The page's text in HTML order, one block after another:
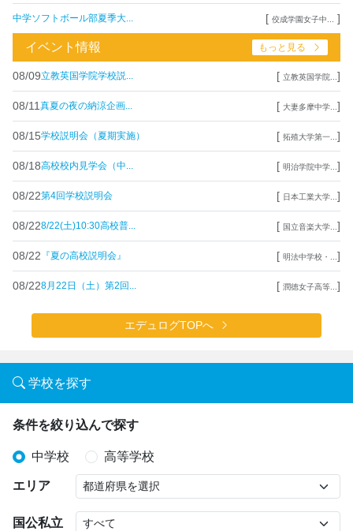
中学ソフトボール部夏季大... [ 佼成学園女子中... ]
イベント情報 もっと見る
08/09立教英国学院学校説... [ 立教英国学院... ]
08/11 真夏の夜の納涼企画... [ 大妻多摩中学... ]
08/15学校説明会（夏期実施） [ 拓殖大学第一... ]
08/18高校校内見学会（中... [ 明治学院中学... ]
08/22第4回学校説明会 [ 日本工業大学... ]
08/228/22(土)10:30高校普... [ 国立音楽大学... ]
08/22 『夏の高校説明会』 [ 明法中学校・... ]
08/228月22日（土）第2回... [ 潤徳女子高等... ]
エデュログTOPへ
学校を探す
条件を絞り込んで探す
中学校 高等学校
エリア
国公私立